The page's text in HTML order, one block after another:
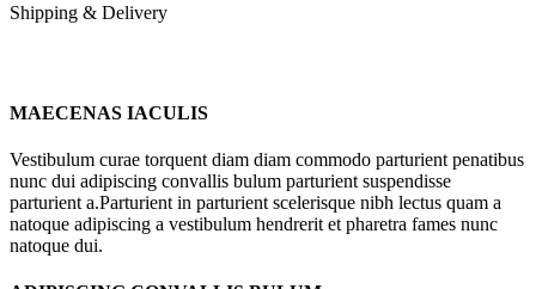
Shipping & Delivery
MAECENAS IACULIS
Vestibulum curae torquent diam diam commodo parturient penatibus
nunc dui adipiscing convallis bulum parturient suspendisse
parturient a.Parturient in parturient scelerisque nibh lectus quam a
natoque adipiscing a vestibulum hendrerit et pharetra fames nunc
natoque dui.